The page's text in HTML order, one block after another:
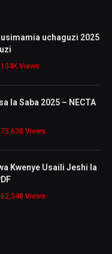
uchaguzi 2025
134K Views
la Saba 2025 – NECTA
75,638 Views
Kwenye Usaili Jeshi la
62,348 Views